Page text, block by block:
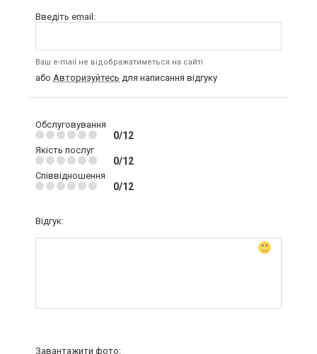
Введіть email:
Ваш e-mail не відображатиметься на сайті
або Авторизуйтесь для написання відгуку
Обслуговування
0/12
Якість послуг
0/12
Співвідношення
0/12
Відгук:
Завантажити фото: